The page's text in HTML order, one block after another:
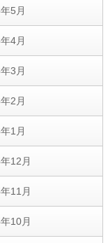
5月
4月
3月
2月
1月
12月
11月
10月